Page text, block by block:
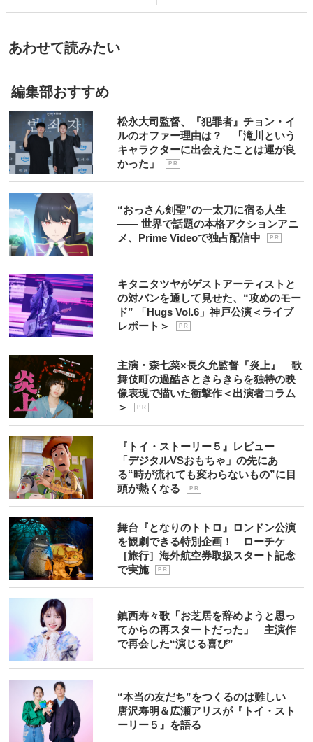
あわせて読みたい
編集部おすすめ
松永大司監督、『犯罪者』チョン・イ
ルのオファー理由は？ 「滝川という
キャラクターに出会えたことは運が良
かった」
P R
“おっさん剣聖”の一太刀に宿る人生
―― 世界で話題の本格アクションアニ
メ、Prime Videoで独占配信中
P R
キタニタツヤがゲストアーティストと
の対バンを通して見せた、“攻めのモー
ド” 「Hugs Vol.6」神戸公演＜ライブ
レポート＞
P R
主演・森七菜×長久允監督『炎上』 歌
舞伎町の過酷さときらきらを独特の映
像表現で描いた衝撃作＜出演者コラム
＞
P R
『トイ・ストーリー５』レビュー
「デジタルVSおもちゃ」の先にあ
る“時が流れても変わらないもの”に目
頭が熱くなる
P R
舞台『となりのトトロ』ロンドン公演
を観劇できる特別企画！ ローチケ
［旅行］海外航空券取扱スタート記念
で実施
P R
鎮西寿々歌「お芝居を辞めようと思っ
てからの再スタートだった」 主演作
で再会した“演じる喜び”
“本当の友だち”をつくるのは難しい
唐沢寿明＆広瀬アリスが『トイ・スト
ーリー５』を語る